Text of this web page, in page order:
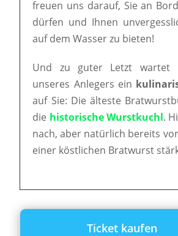
freuen uns darauf, Sie an
dürfen und Ihnen
auf dem Wasser zu bieten!
Und zu guter Letzt wartet
unseres Anlegers ein
auf Sie: Die älteste
die historische Wurstkuchl.
nach, aber natürlich bereits
einer köstlichen Bratwurst
Ticket kaufen